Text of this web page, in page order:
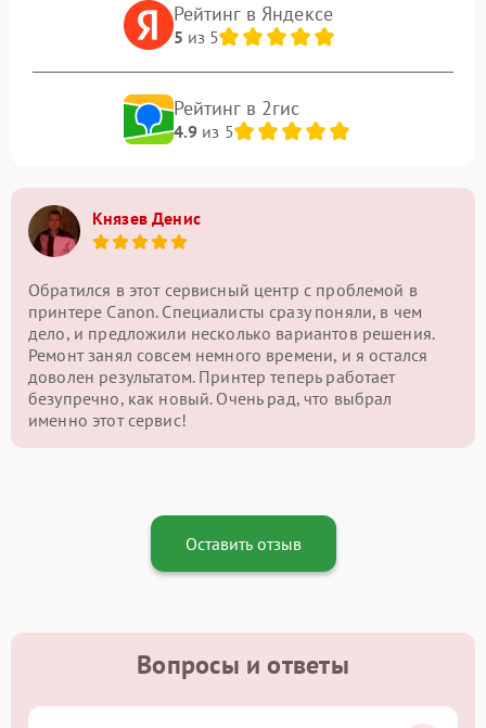
Рейтинг в Яндексе
5 из 5
Рейтинг в 2гис
4.9из 5
Князев Денис
Обратился в этот сервисный центр с проблемой в
принтере Canon. Специалисты сразу поняли, в чем
дело, и предложили несколько вариантов решения.
Ремонт занял совсем немного времени, и я остался
доволен результатом. Принтер теперь работает
безупречно, как новый. Очень рад, что выбрал
именно этот сервис!
Оставить отзыв
Вопросы и ответы